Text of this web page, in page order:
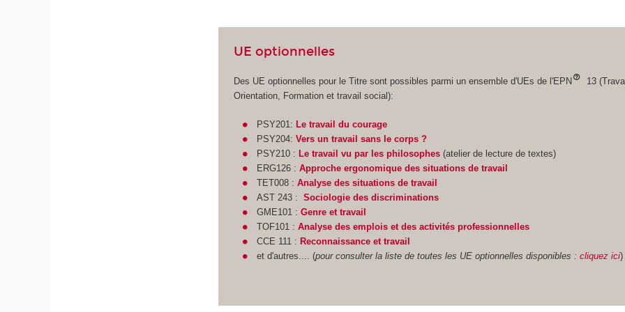
UE optionnelles
Des UE optionnelles pour le Titre sont possibles parmi un ensemble d'UEs de l'EPN
13
Orientation, Formation et travail social):
PSY201: Le travail du courage
PSY204: Vers un travail sans le corps ?
PSY210 : Le travail vu par les philosophes(atelier de lecture de textes)
ERG126 : Approche ergonomique des situations de travail
TET008 : Analyse des situations de travail
AST 243 : Sociologie des discriminations
GME101 : Genre et travail
TOF101 : Analyse des emplois et des activités professionnelles
CCE 111 : Reconnaissance et travail
et d'autres.... (pour consulter la liste de toutes les UE optionnelles disponibles : cliquez ici)